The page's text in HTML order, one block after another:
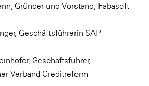
Gründer und Vorstand, Fabasoft
Geschäftsführerin SAP
Geschäftsführer,
Verband Creditreform